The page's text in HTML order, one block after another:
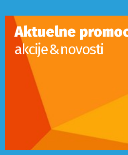
Aktuelne
akcije & novosti